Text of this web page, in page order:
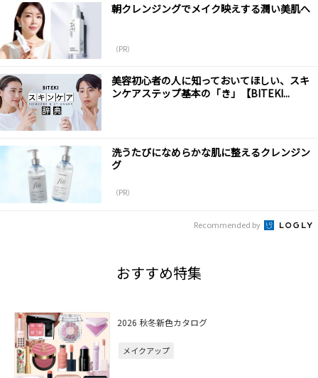
朝クレンジングでメイク映えする潤い美肌へ
（PR）
美容初心者の人に知っておいてほしい、スキ
ンケアステップ基本の「き」【BITEKI...
洗うたびになめらかな肌に整えるクレンジン
グ
（PR）
Recommended by
おすすめ特集
2026 秋冬新色カタログ
メイクアップ